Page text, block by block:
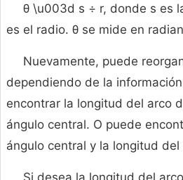
θ \u003d s ÷ r, donde s es
es el radio. θ se mide en
Nuevamente, puede
dependiendo de la
encontrar la longitud del arco
ángulo central. O puede
ángulo central y la longitud del